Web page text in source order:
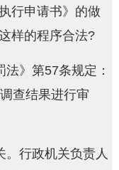
行申请书》的做
样的程序合法?
》第57条规定：
查结果进行审
。行政机关负责人